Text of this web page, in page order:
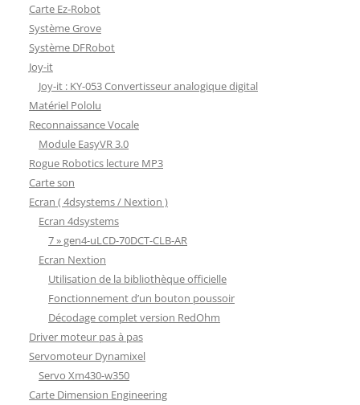
Carte Ez-Robot
Système Grove
Système DFRobot
Joy-it
Joy-it : KY-053 Convertisseur analogique digital
Matériel Pololu
Reconnaissance Vocale
Module EasyVR 3.0
Rogue Robotics lecture MP3
Carte son
Ecran ( 4dsystems / Nextion )
Ecran 4dsystems
7 » gen4-uLCD-70DCT-CLB-AR
Ecran Nextion
Utilisation de la bibliothèque officielle
Fonctionnement d’un bouton poussoir
Décodage complet version RedOhm
Driver moteur pas à pas
Servomoteur Dynamixel
Servo Xm430-w350
Carte Dimension Engineering